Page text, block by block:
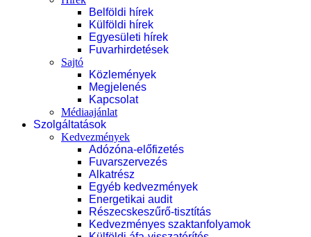
Belföldi hírek
Külföldi hírek
Egyesületi hírek
Fuvarhirdetések
Sajtó
Közlemények
Megjelenés
Kapcsolat
Médiaajánlat
Szolgáltatások
Kedvezmények
Adózóna-előfizetés
Fuvarszervezés
Alkatrész
Egyéb kedvezmények
Energetikai audit
Részecskeszűrő-tisztítás
Kedvezményes szaktanfolyamok